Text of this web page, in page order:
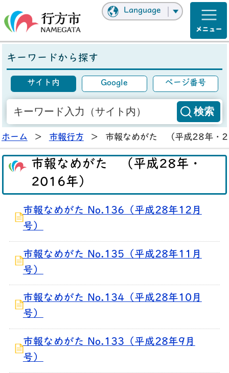
Language
キーワードから探す
サイト内 Google ページ番号
ホーム > 市報行方 > 市報なめがた （平成28年・
市報なめがた （平成28年・
2016年）
市報なめがた No.136（平成28年12月
号）
市報なめがた No.135（平成28年11月
号）
市報なめがた No.134（平成28年10月
号）
市報なめがた No.133（平成28年9月
号）